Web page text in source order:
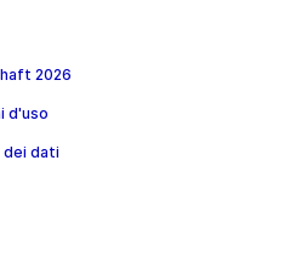
2026
d'uso
dati